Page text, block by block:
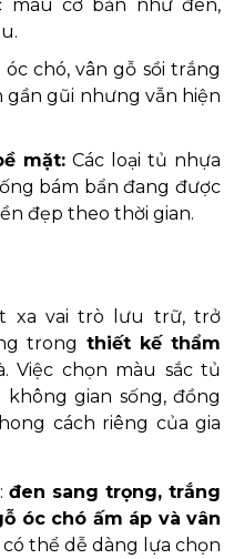
màu cơ bản như đen,
chó, vân gỗ sồi trắng
gũi nhưng vẫn hiện
mặt: Các loại tủ nhựa
bám bẩn đang được
đẹp theo thời gian.
xa vai trò lưu trữ, trở
trong thiết kế thẩm
Việc chọn màu sắc tủ
gian sống, đồng
cách riêng của gia
đen sang trọng, trắng
óc chó ấm áp và vân
có thể dễ dàng lựa chọn